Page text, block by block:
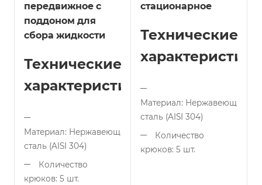
передвижное с
поддоном для
сбора жидкости
Технические
характеристики:
Материал: Нержавеющая
сталь (AISI 304)
Количество
крюков: 5 шт.
стационарное
Технические
Материал: Нержавеющая
сталь (AISI 304)
Количество
крюков: 5 шт.